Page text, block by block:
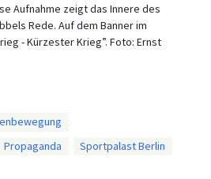
Aufnahme zeigt das Innere des
Rede. Auf dem Banner im
- Kürzester Krieg”. Foto: Ernst
Propaganda
Sportpalast Berlin